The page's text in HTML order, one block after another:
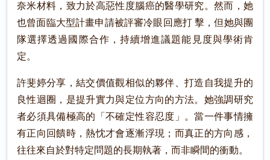
奈米材料，致力於高惡性度腦癌的醫學研究。然而，她
也曾面臨大型計畫申請被評審冷眼回應打 擊，但她與團
隊選擇透過國際合作，持續增進議題能見度與學術肯
定。
許斐婷分享，結交價值觀相似的夥伴、打造自我提升的
良性迴圈，是提升實力與定位方向的方法。她強調研究
者必須具備極高的「不確定性容忍度」。當一件事情擁
有正向回饋時，熱忱才會逐漸浮現；而真正的方向感，
往往來自於對特定問題的長期執著，而非瞬間的衝動。